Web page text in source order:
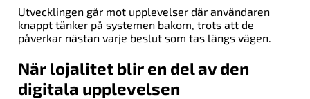
Utvecklingen går mot upplevelser där användaren
knappt tänker på systemen bakom, trots att de
påverkar nästan varje beslut som tas längs vägen.
När lojalitet blir en del av den
digitala upplevelsen